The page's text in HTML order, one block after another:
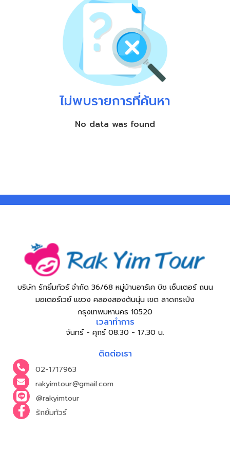
ไม่พบรายการที่ค้นหา
No data was found
บริษัท รักยิ้มทัวร์ จำกัด 36/68 หมู่บ้านอาร์เค บิซ เซ็นเตอร์ ถนน
มอเตอร์เวย์ แขวง คลองสองต้นนุ่น เขต ลาดกระบัง
กรุงเทพมหานคร 10520
เวลาทำการ
จันทร์ - ศุกร์ 08.30 - 17.30 น.
ติดต่อเรา
02-1717963
rakyimtour@gmail.com
@rakyimtour
รักยิ้มทัวร์